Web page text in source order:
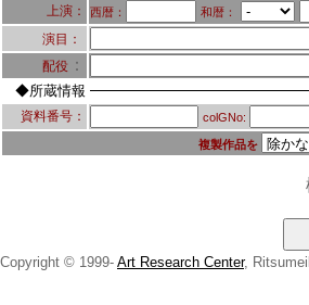
上演： 西暦： 和暦：
演目：
配役 ：
◆所蔵情報
資料番号： colGNo:
複製作品を
Copyright © 1999- Art Research Center,